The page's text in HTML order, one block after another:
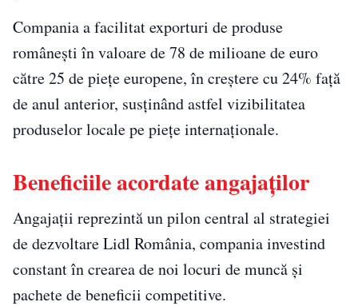
Compania a facilitat exporturi de produse
românești în valoare de 78 de milioane de euro
către 25 de piețe europene, în creștere cu 24% față
de anul anterior, susținând astfel vizibilitatea
produselor locale pe piețe internaționale.
Beneficiile acordate angajaților
Angajații reprezintă un pilon central al strategiei
de dezvoltare Lidl România, compania investind
constant în crearea de noi locuri de muncă și
pachete de beneficii competitive.